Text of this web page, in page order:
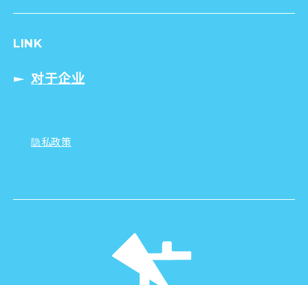
LINK
对于企业
隐私政策